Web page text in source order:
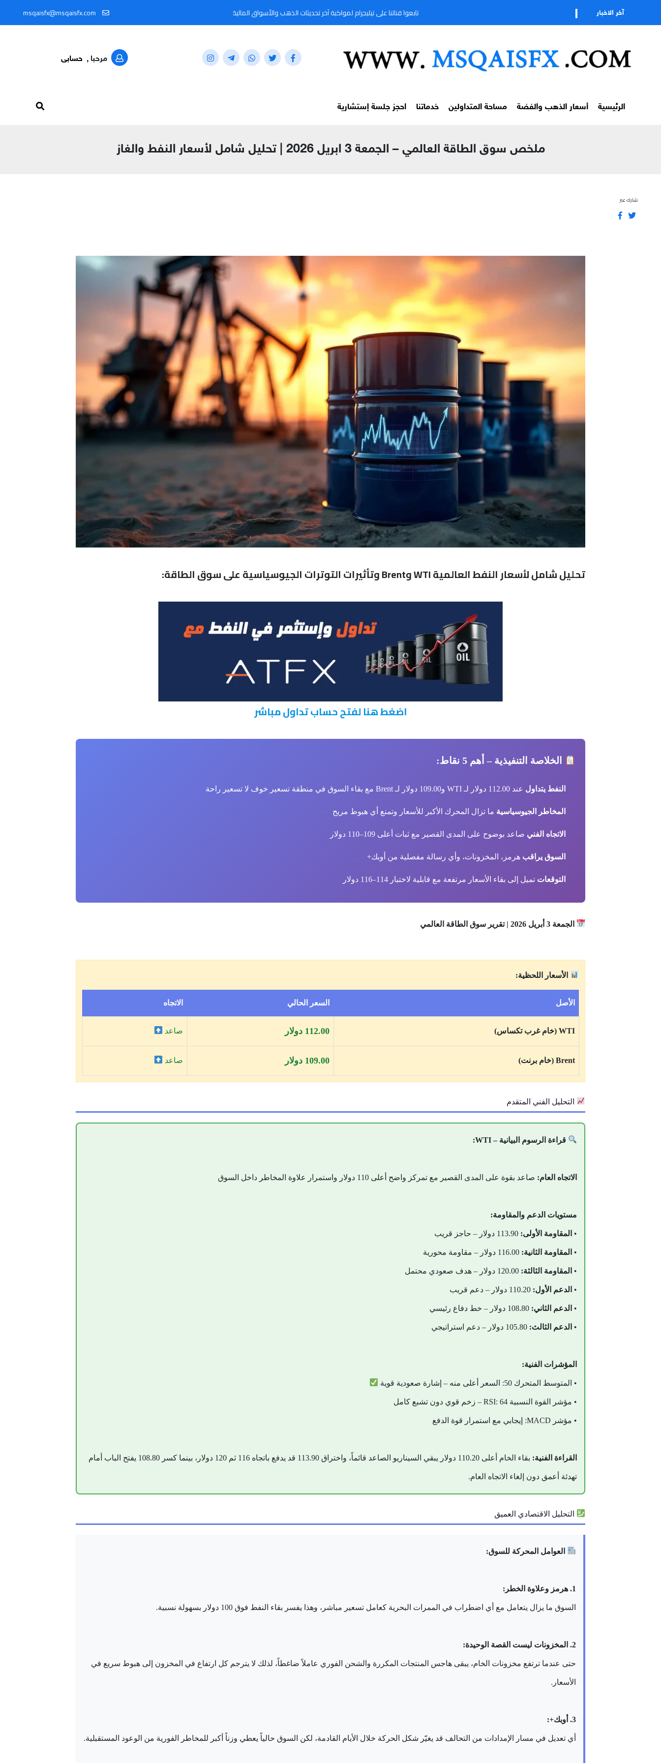
آخر الاخبار تابعوا قناتنا على تيليجرام لمواكبة آخر تحديثات الذهب والأسواق المالية لحظة بلحظة من خلال المعرّف: @MSQAISFX91 msqaisfx@msqaisfx.com
مرحبا , حسابى
الرئيسية أسعار الذهب والفضة مساحة المتداولين خدماتنا احجز جلسة إستشارية
ملخص سوق الطاقة العالمي – الجمعة 3 ابريل 2026 | تحليل شامل لأسعار النفط والغاز
شارك عبر
تحليل شامل لأسعار النفط العالمية WTI وBrent وتأثيرات التوترات الجيوسياسية على سوق الطاقة:
اضغط هنا لفتح حساب تداول مباشر
الخلاصة التنفيذية – أهم 5 نقاط:
النفط يتداول عند 112.00 دولار لـ WTI و109.00 دولار لـ Brent مع بقاء السوق في منطقة تسعير خوف لا تسعير راحة
المخاطر الجيوسياسية ما تزال المحرك الأكبر للأسعار وتمنع أي هبوط مريح
الاتجاه الفني صاعد بوضوح على المدى القصير مع ثبات أعلى 109–110 دولار
السوق يراقب هرمز، المخزونات، وأي رسالة مفصلية من أوبك+
التوقعات تميل إلى بقاء الأسعار مرتفعة مع قابلية لاختبار 114–116 دولار
الجمعة 3 أبريل 2026 | تقرير سوق الطاقة العالمي
الأسعار اللحظية:
الأصل السعر الحالي الاتجاه
WTI (خام غرب تكساس) 112.00 دولار صاعد
Brent (خام برنت) 109.00 دولار صاعد
التحليل الفني المتقدم
قراءة الرسوم البيانية – WTI:
الاتجاه العام: صاعد بقوة على المدى القصير مع تمركز واضح أعلى 110 دولار واستمرار علاوة المخاطر داخل السوق
مستويات الدعم والمقاومة:
• المقاومة الأولى:
• المقاومة الثانية:
• المقاومة الثالثة:
• الدعم الأول:
• الدعم الثاني:
• الدعم الثالث:
المؤشرات الفنية:
• المتوسط المتحرك 50: السعر أعلى منه – إشارة صعودية قوية
• مؤشر القوة النسبية RSI: 64 – زخم قوي دون تشبع كامل
• مؤشر MACD: إيجابي مع استمرار قوة الدفع
القراءة الفنية: بقاء الخام أعلى 110.20 دولار يبقي السيناريو الصاعد قائماً، واختراق 113.90 قد يدفع باتجاه 116 ثم 120 دولار، بينما كسر 108.80 يفتح الباب أمام
تهدئة أعمق دون إلغاء الاتجاه العام.
التحليل الاقتصادي العميق
العوامل المحركة للسوق:
1. هرمز وعلاوة الخطر:
السوق ما يزال يتعامل مع أي اضطراب في الممرات البحرية كعامل تسعير مباشر، وهذا يفسر بقاء النفط فوق 100 دولار بسهولة نسبية.
2. المخزونات ليست القصة الوحيدة:
حتى عندما ترتفع مخزونات الخام، يبقى هاجس المنتجات المكررة والشحن الفوري عاملاً ضاغطاً، لذلك لا يترجم كل ارتفاع في المخزون إلى هبوط سريع في
الأسعار.
3. أوبك+:
أي تعديل في مسار الإمدادات من التحالف قد يغيّر شكل الحركة خلال الأيام القادمة، لكن السوق حالياً يعطي وزناً أكبر للمخاطر الفورية من الوعود المستقبلية.